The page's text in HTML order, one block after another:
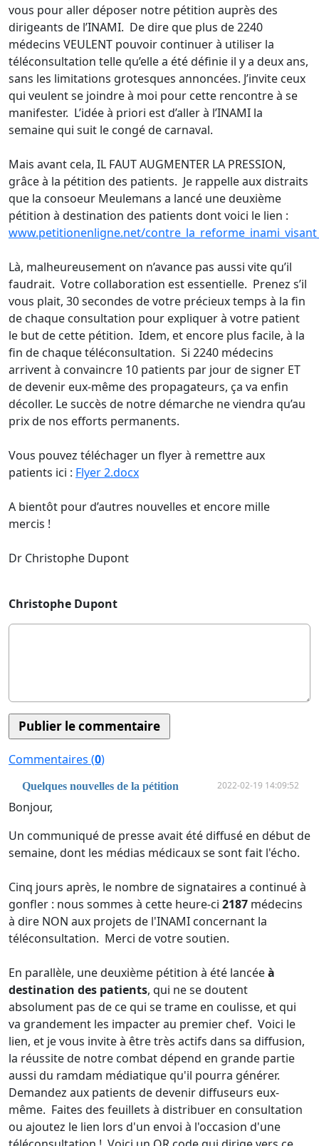
vous pour aller déposer notre pétition auprès des
dirigeants de l’INAMI. De dire que plus de 2240
médecins VEULENT pouvoir continuer à utiliser la
téléconsultation telle qu’elle a été définie il y a deux ans,
sans les limitations grotesques annoncées. J’invite ceux
qui veulent se joindre à moi pour cette rencontre à se
manifester. L’idée à priori est d’aller à l’INAMI la
semaine qui suit le congé de carnaval.
Mais avant cela, IL FAUT AUGMENTER LA PRESSION,
grâce à la pétition des patients. Je rappelle aux distraits
que la consoeur Meulemans a lancé une deuxième
pétition à destination des patients dont voici le lien :
www.petitionenligne.net/
Là, malheureusement on n’avance pas aussi vite qu’il
faudrait. Votre collaboration est essentielle. Prenez s’il
vous plait, 30 secondes de votre précieux temps à la fin
de chaque consultation pour expliquer à votre patient
le but de cette pétition. Idem, et encore plus facile, à la
fin de chaque téléconsultation. Si 2240 médecins
arrivent à convaincre 10 patients par jour de signer ET
de devenir eux-même des propagateurs, ça va enfin
décoller. Le succès de notre démarche ne viendra qu’au
prix de nos efforts permanents.
Vous pouvez téléchager un flyer à remettre aux
patients ici : Flyer 2.docx
A bientôt pour d’autres nouvelles et encore mille
mercis !
Dr Christophe Dupont
Christophe Dupont
Commentaires (0)
Quelques nouvelles de la pétition 2022-02-19 14:09:52
Bonjour,
Un communiqué de presse avait été diffusé en début de
semaine, dont les médias médicaux se sont fait l'écho.
Cinq jours après, le nombre de signataires a continué à
gonfler : nous sommes à cette heure-ci 2187 médecins
à dire NON aux projets de l'INAMI concernant la
téléconsultation. Merci de votre soutien.
En parallèle, une deuxième pétition à été lancéeà
destination des patients, qui ne se doutent
absolument pas de ce qui se trame en coulisse, et qui
va grandement les impacter au premier chef. Voici le
lien, et je vous invite à être très actifs dans sa diffusion,
la réussite de notre combat dépend en grande partie
aussi du ramdam médiatique qu'il pourra générer.
Demandez aux patients de devenir diffuseurs eux-
même. Faites des feuillets à distribuer en consultation
ou ajoutez le lien lors d'un envoi à l'occasion d'une